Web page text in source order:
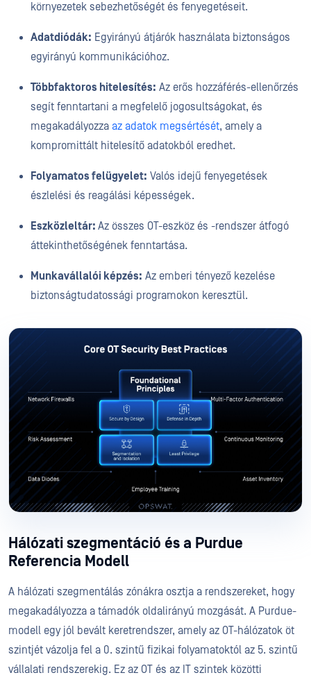
környezetek sebezhetőségét és fenyegetéseit.
Adatdiódák: Egyirányú átjárók használata biztonságos
egyirányú kommunikációhoz.
Többfaktoros hitelesítés: Az erős hozzáférés-ellenőrzés
segít fenntartani a megfelelő jogosultságokat, és
megakadályozza az adatok megsértését, amely a
kompromittált hitelesítő adatokból eredhet.
Folyamatos felügyelet: Valós idejű fenyegetések
észlelési és reagálási képességek.
Eszközleltár: Az összes OT-eszköz és -rendszer átfogó
áttekinthetőségének fenntartása.
Munkavállalói képzés: Az emberi tényező kezelése
biztonságtudatossági programokon keresztül.
Hálózati szegmentáció és a Purdue
Referencia Modell
A hálózati szegmentálás zónákra osztja a rendszereket, hogy
megakadályozza a támadók oldalirányú mozgását. A Purdue-
modell egy jól bevált keretrendszer, amely az OT-hálózatok öt
szintjét vázolja fel a 0. szintű fizikai folyamatoktól az 5. szintű
vállalati rendszerekig. Ez az OT és az IT szintek közötti